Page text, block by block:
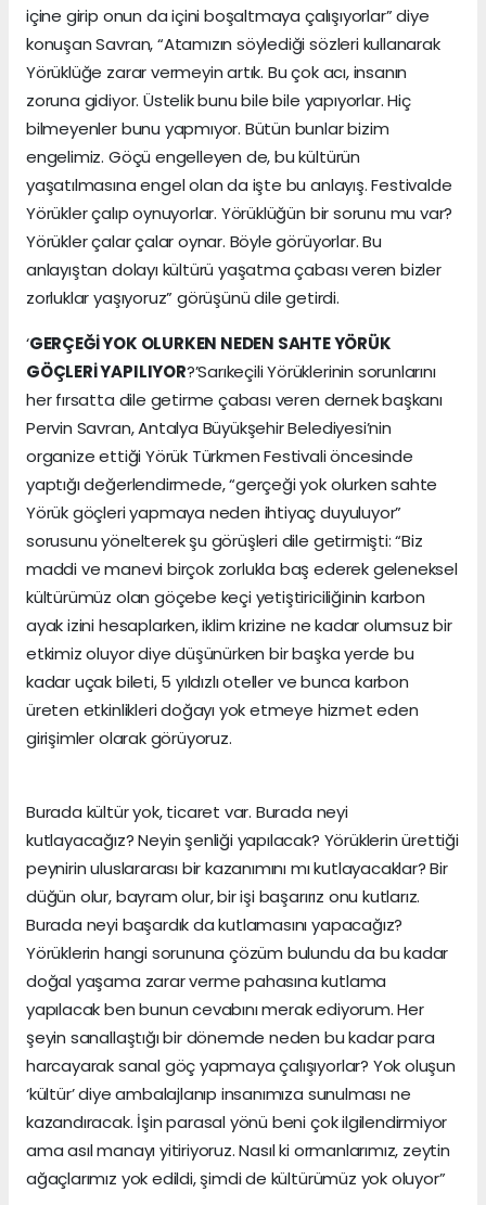
içine girip onun da içini boşaltmaya çalışıyorlar” diye
konuşan Savran, “Atamızın söylediği sözleri kullanarak
Yörüklüğe zarar vermeyin artık. Bu çok acı, insanın
zoruna gidiyor. Üstelik bunu bile bile yapıyorlar. Hiç
bilmeyenler bunu yapmıyor. Bütün bunlar bizim
engelimiz. Göçü engelleyen de, bu kültürün
yaşatılmasına engel olan da işte bu anlayış. Festivalde
Yörükler çalıp oynuyorlar. Yörüklüğün bir sorunu mu var?
Yörükler çalar çalar oynar. Böyle görüyorlar. Bu
anlayıştan dolayı kültürü yaşatma çabası veren bizler
zorluklar yaşıyoruz” görüşünü dile getirdi.
‘GERÇEĞİ YOK OLURKEN NEDEN SAHTE YÖRÜK
GÖÇLERİ YAPILIYOR?’Sarıkeçili Yörüklerinin sorunlarını
her fırsatta dile getirme çabası veren dernek başkanı
Pervin Savran, Antalya Büyükşehir Belediyesi’nin
organize ettiği Yörük Türkmen Festivali öncesinde
yaptığı değerlendirmede, “gerçeği yok olurken sahte
Yörük göçleri yapmaya neden ihtiyaç duyuluyor”
sorusunu yönelterek şu görüşleri dile getirmişti: “Biz
maddi ve manevi birçok zorlukla baş ederek geleneksel
kültürümüz olan göçebe keçi yetiştiriciliğinin karbon
ayak izini hesaplarken, iklim krizine ne kadar olumsuz bir
etkimiz oluyor diye düşünürken bir başka yerde bu
kadar uçak bileti, 5 yıldızlı oteller ve bunca karbon
üreten etkinlikleri doğayı yok etmeye hizmet eden
girişimler olarak görüyoruz.
Burada kültür yok, ticaret var. Burada neyi
kutlayacağız? Neyin şenliği yapılacak? Yörüklerin ürettiği
peynirin uluslararası bir kazanımını mı kutlayacaklar? Bir
düğün olur, bayram olur, bir işi başarırız onu kutlarız.
Burada neyi başardık da kutlamasını yapacağız?
Yörüklerin hangi sorununa çözüm bulundu da bu kadar
doğal yaşama zarar verme pahasına kutlama
yapılacak ben bunun cevabını merak ediyorum. Her
şeyin sanallaştığı bir dönemde neden bu kadar para
harcayarak sanal göç yapmaya çalışıyorlar? Yok oluşun
‘kültür’ diye ambalajlanıp insanımıza sunulması ne
kazandıracak. İşin parasal yönü beni çok ilgilendirmiyor
ama asıl manayı yitiriyoruz. Nasıl ki ormanlarımız, zeytin
ağaçlarımız yok edildi, şimdi de kültürümüz yok oluyor”